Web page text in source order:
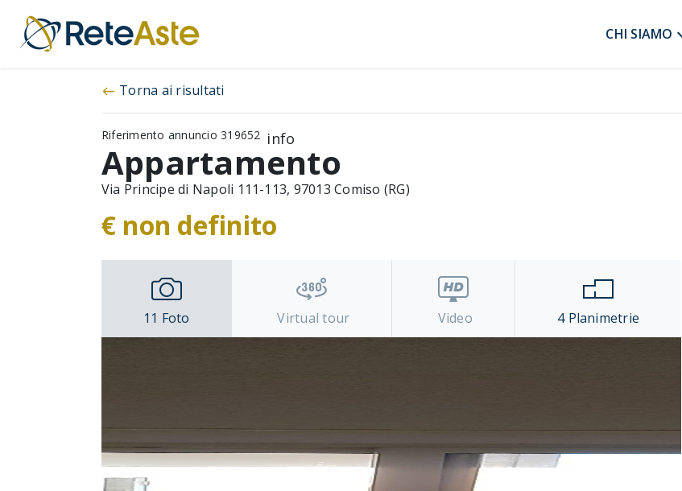
CHI SIAMO
west Torna ai risultati
Riferimento annuncio 319652 info
Appartamento
Via Principe di Napoli 111-113, 97013 Comiso (RG)
€ non definito
11 Foto Virtual tour Video 4Planimetrie